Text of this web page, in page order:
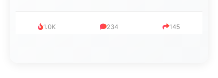
999 321 234